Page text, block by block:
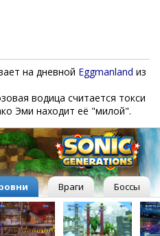
на дневной Eggmanland из
водица считается токси
Эми находит её "милой".
Враги Боссы